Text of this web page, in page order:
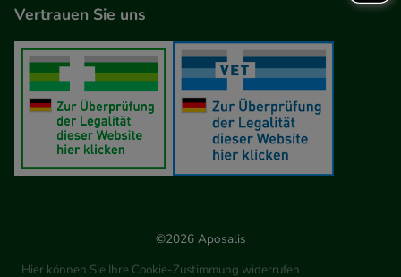
Vertrauen Sie uns
©2026 Aposalis
Hier können Sie Ihre Cookie-Zustimmung widerrufen